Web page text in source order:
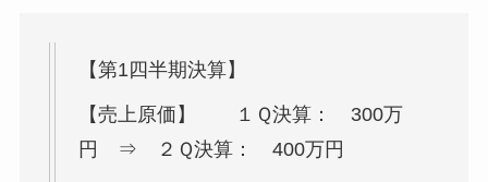
【第1四半期決算】
【売上原価】 １Ｑ決算： 300万
円 ⇒ ２Ｑ決算： 400万円